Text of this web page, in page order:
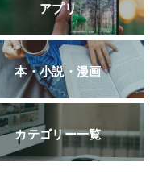
アプリ
本・小説・漫画
カテゴリー一覧